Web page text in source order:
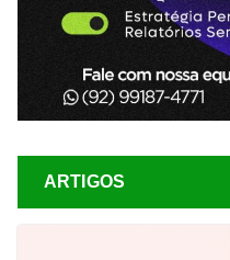
ARTIGOS